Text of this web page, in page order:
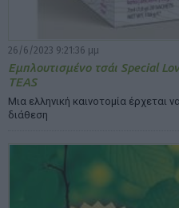
26/6/2023 9:21:36 μμ
Εμπλουτισμένο τσάι Special
TEAS
Μια ελληνική καινοτομία έρχεται
διάθεση